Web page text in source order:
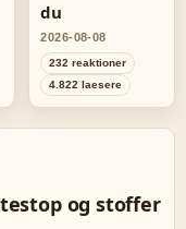
du
2026-08-08
232 reaktioner
4.822 laesere
og stoffer